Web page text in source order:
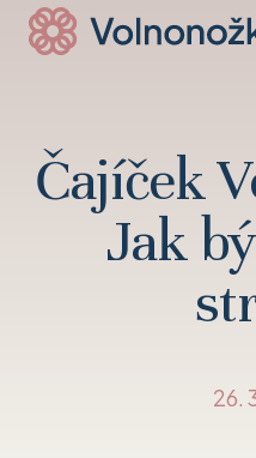
Čajíček
Jak
26.